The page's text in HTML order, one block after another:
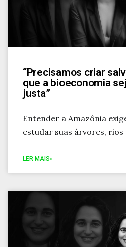
“Precisamos criar
que a bioeconomia
justa”
Entender a Amazônia
estudar suas árvores, rios
LER MAIS»